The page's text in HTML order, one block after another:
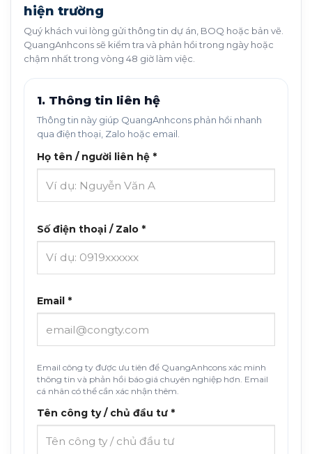
hiện trường
Quý khách vui lòng gửi thông tin dự án, BOQ hoặc bản vẽ.
QuangAnhcons sẽ kiểm tra và phản hồi trong ngày hoặc
chậm nhất trong vòng 48 giờ làm việc.
1. Thông tin liên hệ
Thông tin này giúp QuangAnhcons phản hồi nhanh
qua điện thoại, Zalo hoặc email.
Họ tên / người liên hệ *
Số điện thoại / Zalo *
Email *
Email công ty được ưu tiên để QuangAnhcons xác minh
thông tin và phản hồi báo giá chuyên nghiệp hơn. Email
cá nhân có thể cần xác nhận thêm.
Tên công ty / chủ đầu tư *